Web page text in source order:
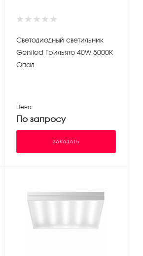
Светодиодный светильник
Geniled Грильято 40W 5000К
Опал
Цена
По запросу
ЗАКАЗАТЬ